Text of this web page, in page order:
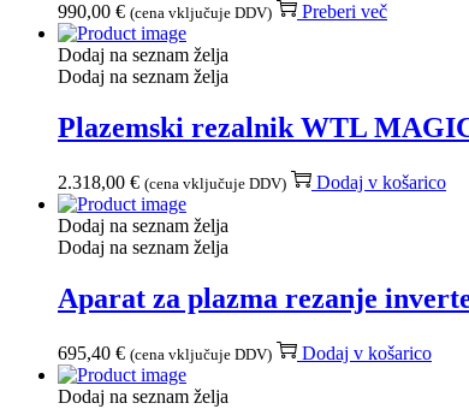
990,00 € (cena vključuje DDV) Preberi več
Dodaj na seznam želja
Dodaj na seznam želja
Plazemski rezalnik WTL
2.318,00 € (cena vključuje DDV) Dodaj v košarico
Dodaj na seznam želja
Dodaj na seznam želja
Aparat za plazma rezanje
695,40 € (cena vključuje DDV) Dodaj v košarico
Dodaj na seznam želja